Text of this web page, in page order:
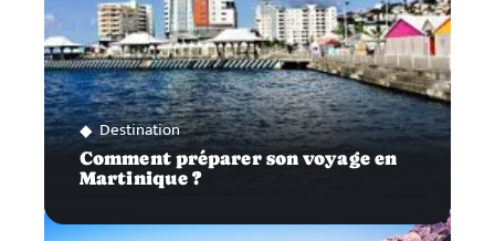
Destination
Comment préparer son voyage en
Martinique ?